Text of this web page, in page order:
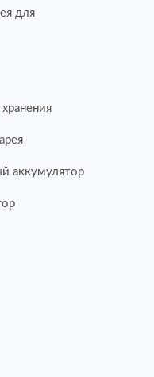
для
аккумулятор